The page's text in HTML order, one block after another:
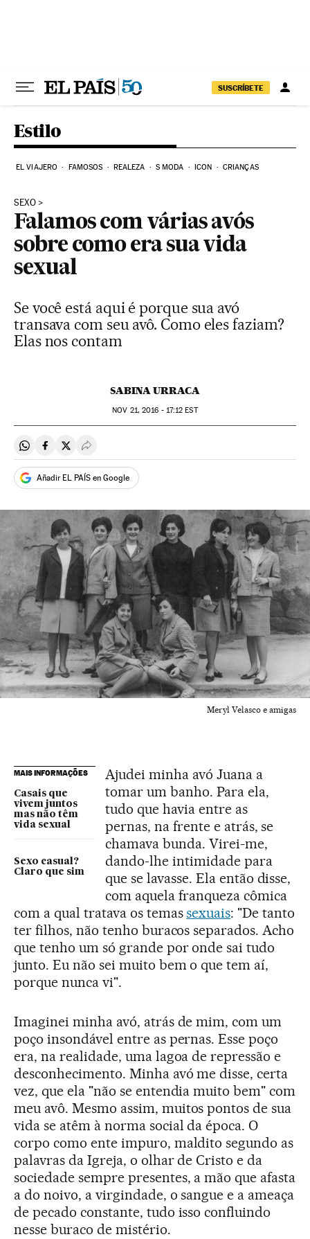
SUSCRÍBETE
Estilo
EL VIAJERO FAMOSOS REALEZA S MODA ICON CRIANÇAS
SEXO
Falamos com várias avós
sobre como era sua vida
sexual
Se você está aqui é porque sua avó
transava com seu avô. Como eles faziam?
Elas nos contam
SABINA URRACA
NOV 21, 2016 - 17:12 EST
Compartir en Whatsapp
Compartir en Facebook
Compartir en Twitter
Desplegar Redes Sociales
Añadir EL PAÍS en Google
Meryl Velasco e amigas
MAIS INFORMAÇÕES
Casais que
vivem juntos
mas não têm
vida sexual
Sexo casual?
Claro que sim
Ajudei minha avó Juana a
tomar um banho. Para ela,
tudo que havia entre as
pernas, na frente e atrás, se
chamava bunda. Virei-me,
dando-lhe intimidade para
que se lavasse. Ela então disse,
com aquela franqueza cômica
com a qual tratava os temassexuais: "De tanto
ter filhos, não tenho buracos separados. Acho
que tenho um só grande por onde sai tudo
junto. Eu não sei muito bem o que tem aí,
porque nunca vi".
Imaginei minha avó, atrás de mim, com um
poço insondável entre as pernas. Esse poço
era, na realidade, uma lagoa de repressão e
desconhecimento. Minha avó me disse, certa
vez, que ela "não se entendia muito bem" com
meu avô. Mesmo assim, muitos pontos de sua
vida se atêm à norma social da época. O
corpo como ente impuro, maldito segundo as
palavras da Igreja, o olhar de Cristo e da
sociedade sempre presentes, a mão que afasta
a do noivo, a virgindade, o sangue e a ameaça
de pecado constante, tudo isso confluindo
nesse buraco de mistério.